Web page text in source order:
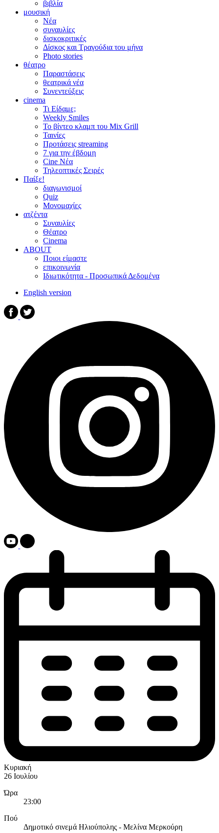
βιβλία
μουσική
Νέα
συναυλίες
δισκοκριτικές
Δίσκος και Τραγούδια του μήνα
Photo stories
θέατρο
Παραστάσεις
θεατρικά νέα
Συνεντεύξεις
cinema
Τι Είδαμε;
Weekly Smiles
Το βίντεο κλαμπ του Mix Grill
Ταινίες
Προτάσεις streaming
7 για την έβδομη
Cine Νέα
Τηλεοπτικές Σειρές
Παίξε!
διαγωνισμοί
Quiz
Μονομαχίες
ατζέντα
Συναυλίες
Θέατρο
Cinema
ABOUT
Ποιοι είμαστε
επικοινωνία
Ιδιωτικότητα - Προσωπικά Δεδομένα
English version
Κυριακή
26 Ιουλίου
Ώρα
23:00
Πού
Δημοτικό σινεμά Ηλιούπολης - Μελίνα Μερκούρη